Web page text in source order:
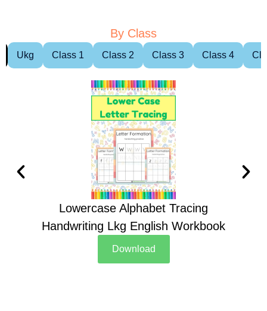
By Class
Ukg Class 1 Class 2 Class 3 Class 4
Lowercase Alphabet Tracing
Handwriting Lkg English Workbook
Download